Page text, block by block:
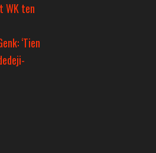
WK ten
‘Tien